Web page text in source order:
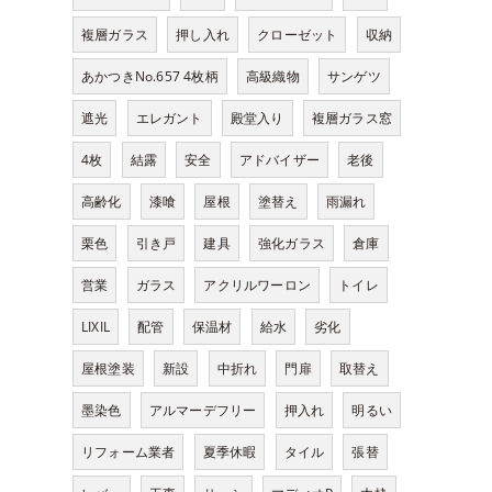
複層ガラス 押し入れ クローゼット 収納
あかつきNo.657 4枚柄 高級織物 サンゲツ
遮光 エレガント 殿堂入り 複層ガラス窓
4枚 結露 安全 アドバイザー 老後
高齢化 漆喰 屋根 塗替え 雨漏れ
栗色 引き戸 建具 強化ガラス 倉庫
営業 ガラス アクリルワーロン トイレ
LIXIL 配管 保温材 給水 劣化
屋根塗装 新設 中折れ 門扉 取替え
墨染色 アルマーデフリー 押入れ 明るい
リフォーム業者 夏季休暇 タイル 張替